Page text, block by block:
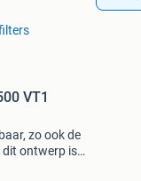
VT1
zo ook de
dit ontwerp is